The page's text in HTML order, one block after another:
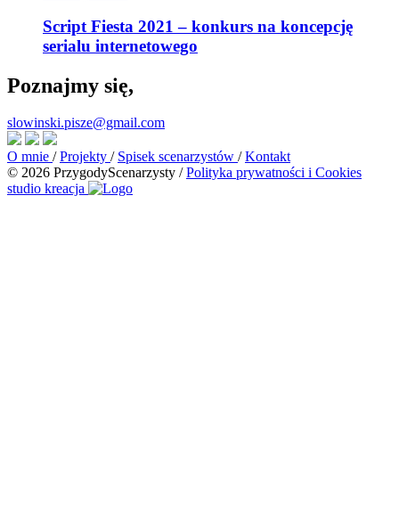
Script Fiesta 2021 – konkurs na koncepcję
serialu internetowego
Poznajmy się,
slowinski.pisze@gmail.com
O mnie / Projekty / Spisek scenarzystów / Kontakt
© 2026 PrzygodyScenarzysty / Polityka prywatności i Cookies
studio kreacja